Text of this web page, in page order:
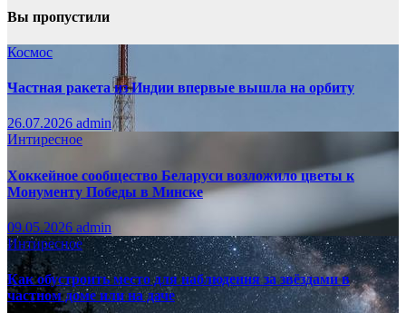
Вы пропустили
Космос
Частная ракета из Индии впервые вышла на орбиту
26.07.2026 admin
Интиресное
Хоккейное сообщество Беларуси возложило цветы к
Монументу Победы в Минске
09.05.2026 admin
Интиресное
Как обустроить место для наблюдения за звёздами в
частном доме или на даче